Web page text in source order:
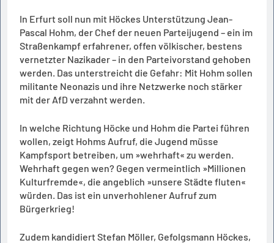
In Erfurt soll nun mit Höckes Unterstützung Jean-
Pascal Hohm, der Chef der neuen Parteijugend – ein im
Straßenkampf erfahrener, offen völkischer, bestens
vernetzter Nazikader – in den Parteivorstand gehoben
werden. Das unterstreicht die Gefahr: Mit Hohm sollen
militante Neonazis und ihre Netzwerke noch stärker
mit der AfD verzahnt werden.
In welche Richtung Höcke und Hohm die Partei führen
wollen, zeigt Hohms Aufruf, die Jugend müsse
Kampfsport betreiben, um »wehrhaft« zu werden.
Wehrhaft gegen wen? Gegen vermeintlich »Millionen
Kulturfremde«, die angeblich »unsere Städte fluten«
würden. Das ist ein unverhohlener Aufruf zum
Bürgerkrieg!
Zudem kandidiert Stefan Möller, Gefolgsmann Höckes,